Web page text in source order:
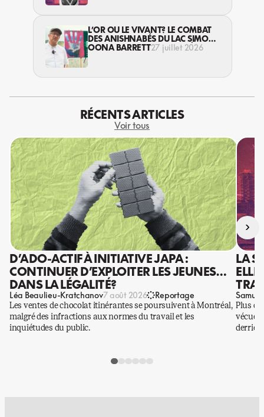
L’OR OU LE VIVANT? LE COMBAT
DES ANISHNABÉS DU LAC SIMON
CONTRE L’INDUSTRIE MINIÈRE EN
OONA BARRETT27 juillet 2026
RÉCENTS ARTICLES
Voir tous
D’ADO-ACTIF À INITIATIVE JAPA :
CONTINUER D’EXPLOITER LES JEUNES…
DANS LA LÉGALITÉ?
Léa Beaulieu-Kratchanov7 août 2026 Reportage
Les ventes de chocolat itinérantes se poursuivent à Montréal,
malgré des infractions aux normes du travail et les
inquiétudes du public.
LA
Plus
vécues
›